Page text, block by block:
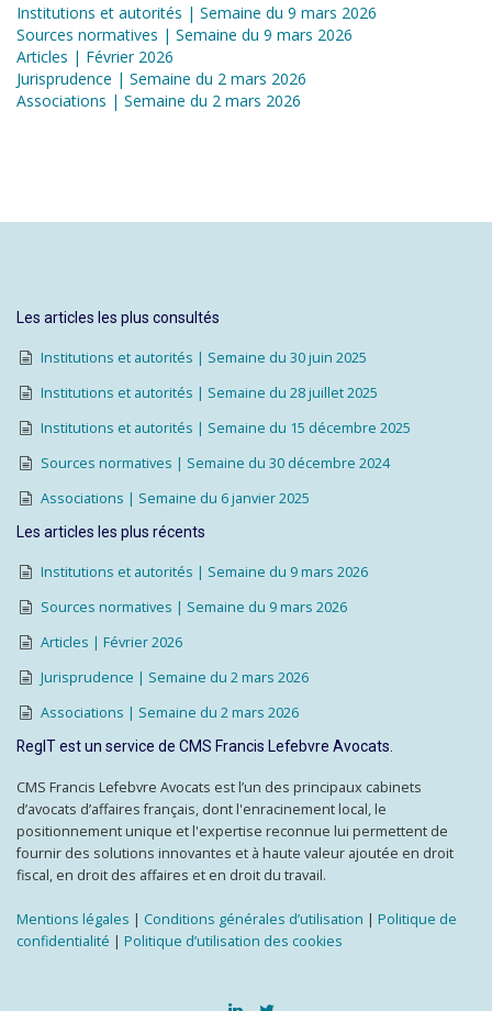
Institutions et autorités | Semaine du 9 mars 2026
Sources normatives | Semaine du 9 mars 2026
Articles | Février 2026
Jurisprudence | Semaine du 2 mars 2026
Associations | Semaine du 2 mars 2026
Les articles les plus consultés
Institutions et autorités | Semaine du 30 juin 2025
Institutions et autorités | Semaine du 28 juillet 2025
Institutions et autorités | Semaine du 15 décembre 2025
Sources normatives | Semaine du 30 décembre 2024
Associations | Semaine du 6 janvier 2025
Les articles les plus récents
Institutions et autorités | Semaine du 9 mars 2026
Sources normatives | Semaine du 9 mars 2026
Articles | Février 2026
Jurisprudence | Semaine du 2 mars 2026
Associations | Semaine du 2 mars 2026
RegIT est un service de CMS Francis Lefebvre Avocats.
CMS Francis Lefebvre Avocats est l’un des principaux cabinets
d’avocats d’affaires français, dont l'enracinement local, le
positionnement unique et l'expertise reconnue lui permettent de
fournir des solutions innovantes et à haute valeur ajoutée en droit
fiscal, en droit des affaires et en droit du travail.
Mentions légales | Conditions générales d’utilisation | Politique de
confidentialité | Politique d’utilisation des cookies